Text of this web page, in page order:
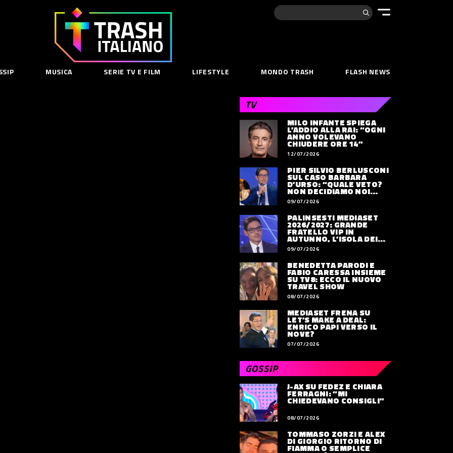
Cerca:
Trash
Italiano
MUSICA SERIE TV E FILM LIFESTYLE MONDO TRASH FLASH NEWS
TV
MILO INFANTE SPIEGA
L’ADDIO ALLA RAI: “OGNI
ANNO VOLEVANO
CHIUDERE ORE 14”
12/07/2026
PIER SILVIO BERLUSCONI
SUL CASO BARBARA
D’URSO: “QUALE VETO?
NON DECIDIAMO NOI
DOVE LAVORERÀ”
09/07/2026
PALINSESTI MEDIASET
2026/2027: GRANDE
FRATELLO VIP IN
AUTUNNO, L’ISOLA DEI
FAMOSI SLITTA AL 2027
09/07/2026
BENEDETTA PARODI E
FABIO CARESSA INSIEME
SU TV8: ECCO IL NUOVO
TRAVEL SHOW
08/07/2026
MEDIASET FRENA SU
LET’S MAKE A DEAL:
ENRICO PAPI VERSO IL
NOVE?
07/07/2026
GOSSIP
J-AX SU FEDEZ E CHIARA
FERRAGNI: “MI
CHIEDEVANO CONSIGLI”
08/07/2026
TOMMASO ZORZI E ALEX
DI GIORGIO RITORNO DI
FIAMMA O SEMPLICE